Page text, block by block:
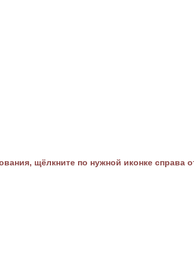
щёлкните по нужной иконке справа